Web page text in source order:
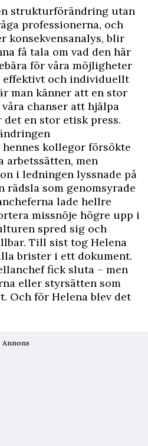
strukturförändring utan
professionerna, och
konsekvensanalys, blir
få tala om vad den här
för våra möjligheter
effektivt och individuellt
man känner att en stor
chanser att hjälpa
en stor etisk press.
hennes kollegor försökte
arbetssätten, men
i ledningen lyssnade på
rädsla som genomsyrade
lade hellre
missnöje högre upp i
spred sig och
Till sist tog Helena
brister i ett dokument.
fick sluta – men
eller styrsätten som
Och för Helena blev det
Annons